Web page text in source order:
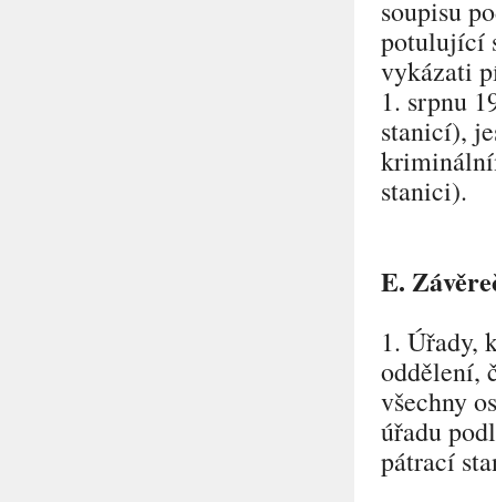
soupisu
potulující
vykázati
1. srpnu
stanicí),
stanici).
E.
1. Úřady,
oddělení,
všechny
úřadu
pátrací